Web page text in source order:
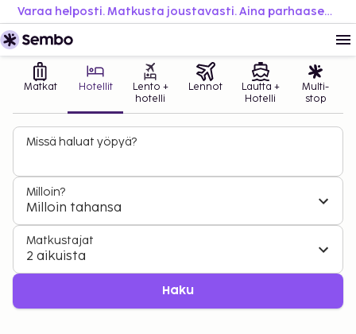
Varaa helposti. Matkusta joustavasti. Aina parhaaseen hintaan.
Matkat Hotellit
Lento +
hotelli
Lennot
Lautta +
Hotelli
Multi-
stop
Missä haluat yöpyä?
Milloin?
Milloin tahansa
Matkustajat
2 aikuista
Haku